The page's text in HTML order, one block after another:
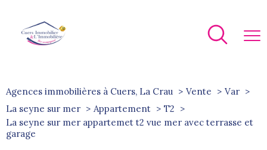
Agences immobilières à Cuers, La Crau Vente
Var
La seyne sur mer
Appartement
T2
la seyne sur mer appartemet t2 vue mer avec terrasse et
garage